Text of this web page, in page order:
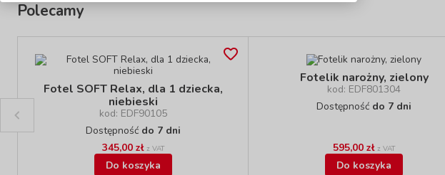
Polecamy
Fotel SOFT Relax, dla 1 dziecka,
niebieski
kod: EDF90105
Dostępność do 7 dni
345,00 zł z VAT
Do koszyka
Fotelik narożny, zielony
kod: EDF801304
Dostępność do 7 dni
595,00 zł z VAT
Do koszyka